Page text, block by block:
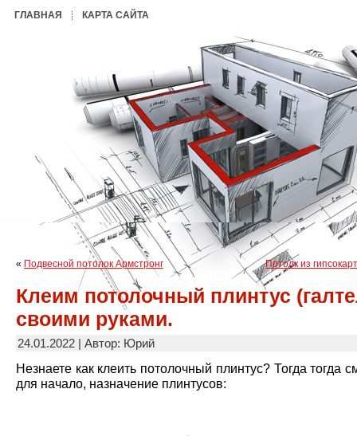
ГЛАВНАЯ КАРТА САЙТА
« Подвесной потолок Армстронг Потолк из
Клеим потолочный плинтус
своими руками.
24.01.2022 | Автор: Юрий
Незнаете как клеить потолочный плинтус? Тогда тогда
для начало, назначение плинтусов: